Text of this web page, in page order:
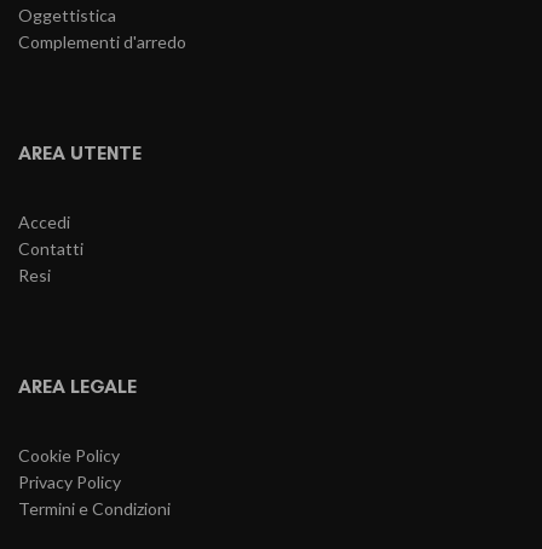
Oggettistica
Complementi d'arredo
AREA UTENTE
Accedi
Contatti
Resi
AREA LEGALE
Cookie Policy
Privacy Policy
Termini e Condizioni